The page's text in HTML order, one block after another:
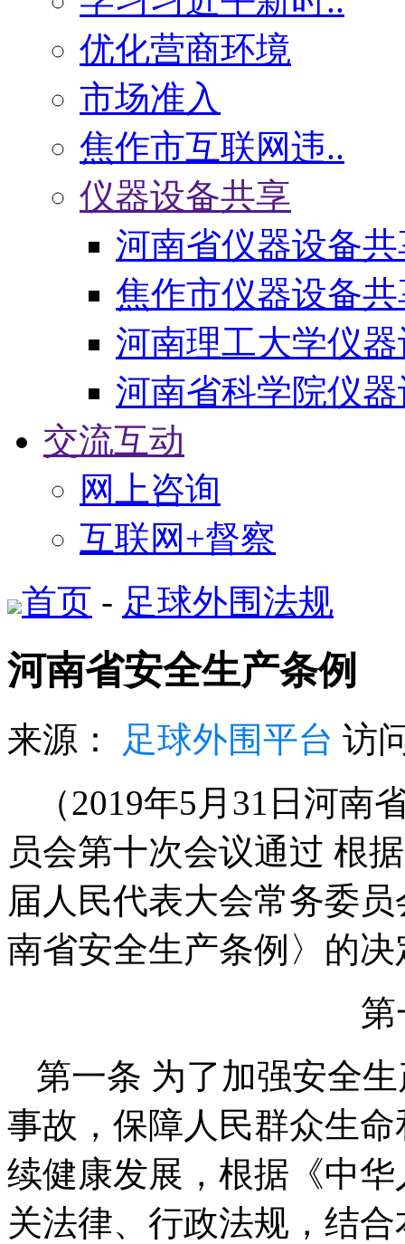
优化营商环境
市场准入
焦作市互联网违..
仪器设备共享
河南省仪器设备
焦作市仪器设备
河南理工大学仪
河南省科学院仪
交流互动
网上咨询
互联网+督察
首页 - 足球外围法规
河南省安全生产条例
来源： 足球外围平台 访
（2019年5 月 31 日河南
员会第十次会议通过 根据
届人民代表大会常务委
南省安全生产条例〉的
第
第一条 为了加强安全
事故，保障人民群众生
续健康发展，根据《中
关法律、行政法规，结